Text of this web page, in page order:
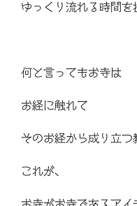
ゆっくり流れる時間を
何と言ってもお寺は
お経に触れて
そのお経から成り立つ
これが、
お寺がお寺であるアイ